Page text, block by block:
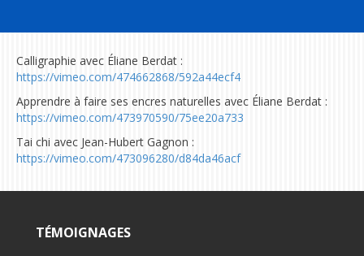
Calligraphie avec Éliane Berdat :
https://vimeo.com/474662868/592a44ecf4
Apprendre à faire ses encres naturelles avec Éliane Berdat :
https://vimeo.com/473970590/75ee20a733
Tai chi avec Jean-Hubert Gagnon :
https://vimeo.com/473096280/d84da46acf
TÉMOIGNAGES